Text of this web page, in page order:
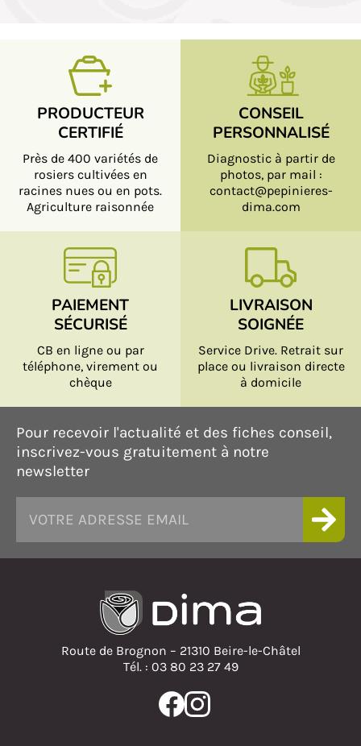
PRODUCTEUR
CERTIFIÉ
Près de 400 variétés de
rosiers cultivées en
racines nues ou en pots.
Agriculture raisonnée
CONSEIL
PERSONNALISÉ
Diagnostic à partir de
photos, par mail :
contact@pepinieres-
dima.com
PAIEMENT
SÉCURISÉ
CB en ligne ou par
téléphone, virement ou
chèque
LIVRAISON
SOIGNÉE
Service Drive. Retrait sur
place ou livraison directe
à domicile
Pour recevoir l'actualité et des fiches conseil,
inscrivez-vous gratuitement à notre
newsletter
Route de Brognon – 21310 Beire-le-Châtel
Tél. : 03 80 23 27 49